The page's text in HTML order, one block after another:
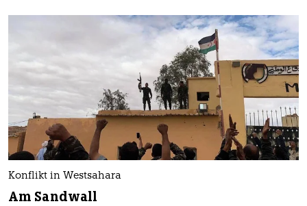
Konflikt in Westsahara
Am Sandwall